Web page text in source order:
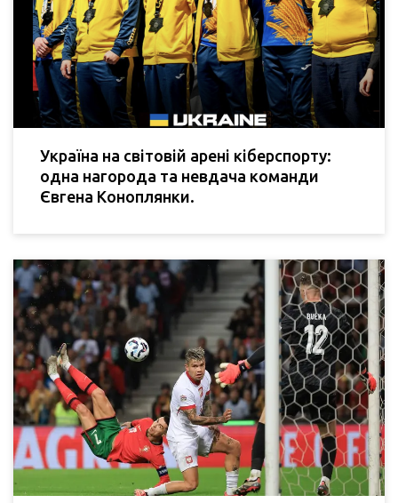
Україна на світовій арені кіберспорту:
одна нагорода та невдача команди
Євгена Коноплянки.